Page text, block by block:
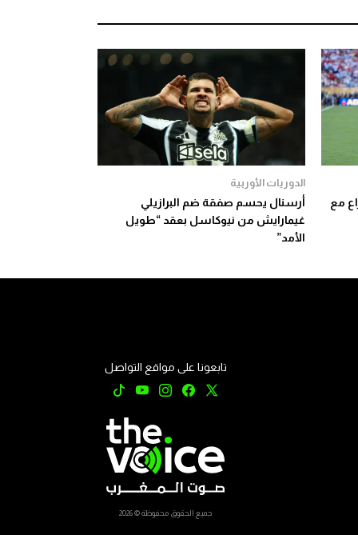
بعد صراع مع
الدوريات الأوربية
أرسنال يحسم صفقة ضم البرازيلي
غيمارايش من نيوكاسل بعقد “طويل
الأمد”
تابعونا على مواقع التواصل
جميع الحقوق محفوظة © 2026